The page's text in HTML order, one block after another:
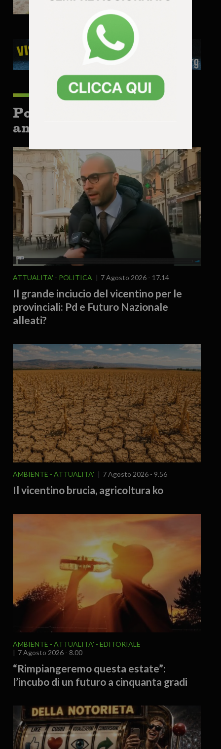
Potrebbe interessarti
anche:
ATTUALITA' POLITICA 7 Agosto 2026 - 17.14
Il grande inciucio del vicentino per le
provinciali: Pd e Futuro Nazionale
alleati?
AMBIENTE ATTUALITA' 7 Agosto 2026 - 9.56
Il vicentino brucia, agricoltura ko
AMBIENTE ATTUALITA'
EDITORIALE
7 Agosto 2026 - 8.00
“Rimpiangeremo questa estate”:
l’incubo di un futuro a cinquanta gradi